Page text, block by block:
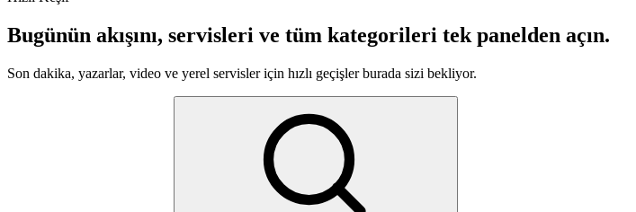
Bugünün akışını, servisleri ve tüm kategorileri tek panelden açın.
Son dakika, yazarlar, video ve yerel servisler için hızlı geçişler burada sizi bekliyor.